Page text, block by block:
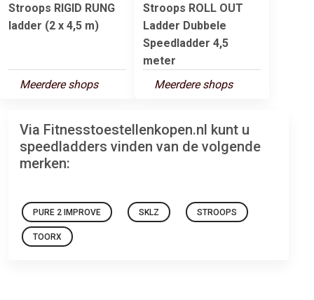
Stroops RIGID RUNG
ladder (2 x 4,5 m)
Meerdere shops
Stroops ROLL OUT
Ladder Dubbele
Speedladder 4,5
meter
Meerdere shops
Via Fitnesstoestellenkopen.nl kunt u
speedladders vinden van de volgende
merken:
PURE 2 IMPROVE SKLZ STROOPS
TOORX